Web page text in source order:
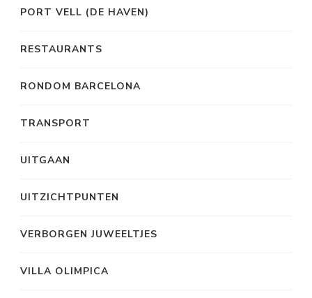
PORT VELL (DE HAVEN)
RESTAURANTS
RONDOM BARCELONA
TRANSPORT
UITGAAN
UITZICHTPUNTEN
VERBORGEN JUWEELTJES
VILLA OLIMPICA